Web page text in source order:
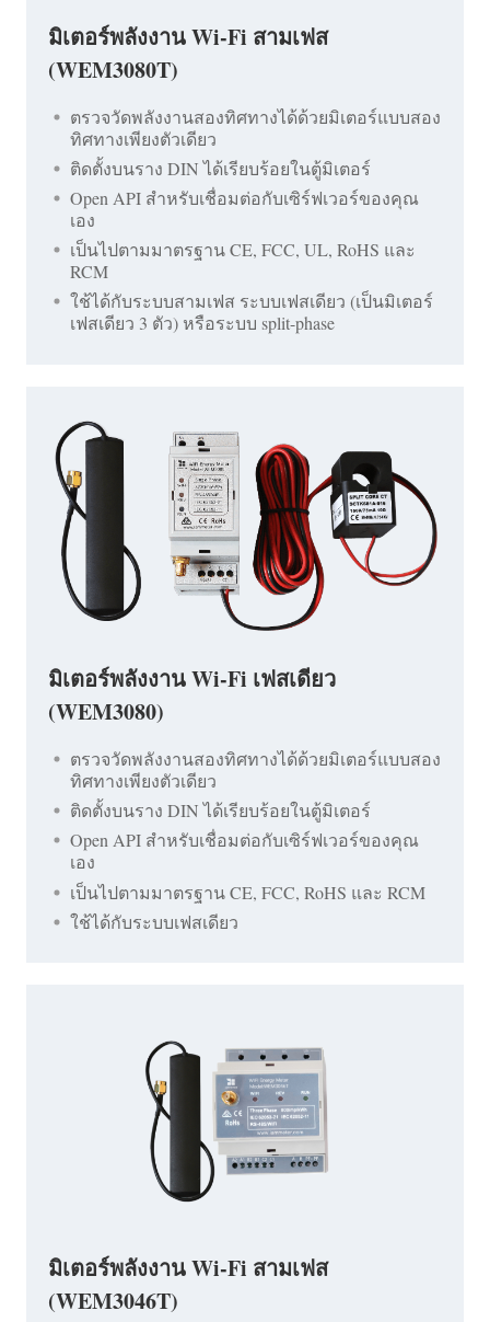
มิเตอร์พลังงาน Wi-Fi สามเฟส
(WEM3080T)
ตรวจวัดพลังงานสองทิศทางได้ด้วยมิเตอร์แบบสอง
ทิศทางเพียงตัวเดียว
ติดตั้งบนราง DIN ได้เรียบร้อยในตู้มิเตอร์
Open API สำหรับเชื่อมต่อกับเซิร์ฟเวอร์ของคุณ
เอง
เป็นไปตามมาตรฐาน CE, FCC, UL, RoHS และ
RCM
ใช้ได้กับระบบสามเฟส ระบบเฟสเดียว (เป็นมิเตอร์
เฟสเดียว 3 ตัว) หรือระบบ split-phase
มิเตอร์พลังงาน Wi-Fi เฟสเดียว
(WEM3080)
ตรวจวัดพลังงานสองทิศทางได้ด้วยมิเตอร์แบบสอง
ทิศทางเพียงตัวเดียว
ติดตั้งบนราง DIN ได้เรียบร้อยในตู้มิเตอร์
Open API สำหรับเชื่อมต่อกับเซิร์ฟเวอร์ของคุณ
เอง
เป็นไปตามมาตรฐาน CE, FCC, RoHS และ RCM
ใช้ได้กับระบบเฟสเดียว
มิเตอร์พลังงาน Wi-Fi สามเฟส
(WEM3046T)